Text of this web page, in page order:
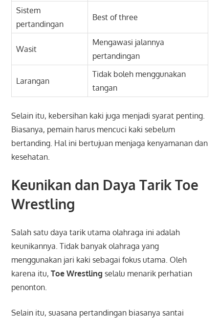
Sistem
pertandingan
Best of three
Wasit
Mengawasi jalannya
pertandingan
Larangan
Tidak boleh menggunakan
tangan
Selain itu, kebersihan kaki juga menjadi syarat penting.
Biasanya, pemain harus mencuci kaki sebelum
bertanding. Hal ini bertujuan menjaga kenyamanan dan
kesehatan.
Keunikan dan Daya Tarik Toe
Wrestling
Salah satu daya tarik utama olahraga ini adalah
keunikannya. Tidak banyak olahraga yang
menggunakan jari kaki sebagai fokus utama. Oleh
karena itu, Toe Wrestling selalu menarik perhatian
penonton.
Selain itu, suasana pertandingan biasanya santai